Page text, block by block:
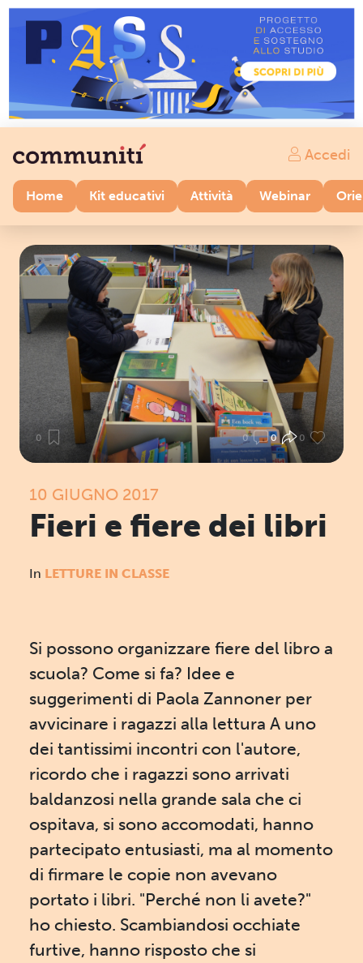
Home Kit educativi Attività Webinar
Accedi
0 0 0 0
10 GIUGNO 2017
Fieri e fiere dei libri
In LETTURE IN CLASSE
Si possono organizzare fiere del libro a
scuola? Come si fa? Idee e
suggerimenti di Paola Zannoner per
avvicinare i ragazzi alla lettura A uno
dei tantissimi incontri con l'autore,
ricordo che i ragazzi sono arrivati
baldanzosi nella grande sala che ci
ospitava, si sono accomodati, hanno
partecipato entusiasti, ma al momento
di firmare le copie non avevano
portato i libri. "Perché non li avete?"
ho chiesto. Scambiandosi occhiate
furtive, hanno risposto che si